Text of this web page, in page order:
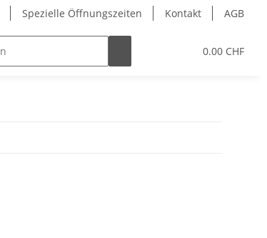
Spezielle Öffnungszeiten Kontakt AGB
0.00 CHF